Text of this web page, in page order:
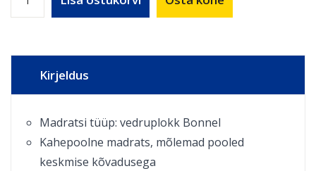
Kirjeldus
Madratsi tüüp: vedruplokk Bonnel
Kahepoolne madrats, mõlemad pooled
keskmise kõvadusega